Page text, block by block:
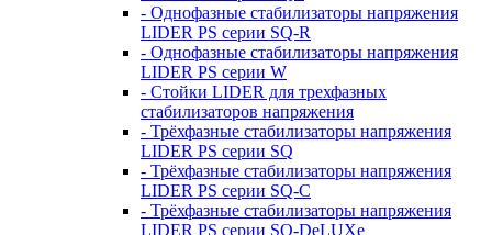
- Однофазные стабилизаторы напряжения
LIDER PS серии SQ-R
- Однофазные стабилизаторы напряжения
LIDER PS серии W
- Стойки LIDER для трехфазных
стабилизаторов напряжения
- Трёхфазные стабилизаторы напряжения
LIDER PS серии SQ
- Трёхфазные стабилизаторы напряжения
LIDER PS серии SQ-C
- Трёхфазные стабилизаторы напряжения
LIDER PS серии SQ-DeLUXe